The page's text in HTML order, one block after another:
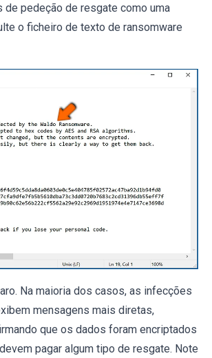
de pedeção de resgate como uma
o ficheiro de texto de ransomware
Na maioria dos casos, as infecções
mensagens mais diretas,
que os dados foram encriptados
pagar algum tipo de resgate. Note